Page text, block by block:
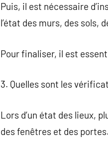
Puis, il est nécessaire
l’état des murs, des sols,
Pour finaliser, il est
3. Quelles sont les
Lors d’un état des lieux,
des fenêtres et des portes.